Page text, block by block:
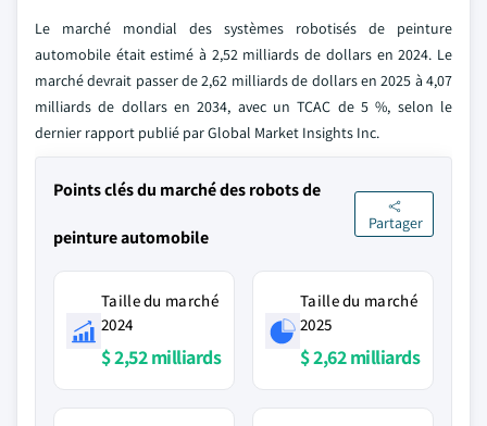
Le marché mondial des systèmes robotisés de peinture
automobile était estimé à 2,52 milliards de dollars en 2024. Le
marché devrait passer de 2,62 milliards de dollars en 2025 à 4,07
milliards de dollars en 2034, avec un TCAC de 5 %, selon le
dernier rapport publié par Global Market Insights Inc.
Points clés du marché des robots de
peinture automobile
Partager
Taille du marché
2024
$ 2,52 milliards
Taille du marché
2025
$ 2,62 milliards